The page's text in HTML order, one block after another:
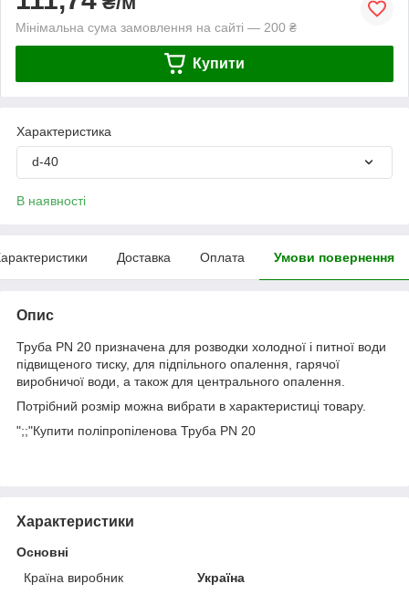
Мінімальна сума замовлення на сайті — 200 ₴
Купити
Характеристика
d-40
В наявності
Доставка Оплата Умови повернення
Опис
Труба PN 20 призначена для розводки холодної і питної води
підвищеного тиску, для підпільного опалення, гарячої
виробничої води, а також для центрального опалення.
Потрібний розмір можна вибрати в характеристиці товару.
";;"Купити поліпропіленова Труба PN 20
Характеристики
Основні
Країна виробник
Україна